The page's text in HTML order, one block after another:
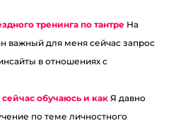
тренинга по тантре На
важный для меня сейчас запрос
в отношениях с
обучаюсь и как Я давно
по теме личностного